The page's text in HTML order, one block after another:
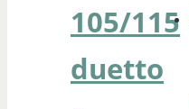
105/115
duetto